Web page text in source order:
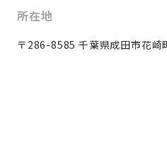
所在地
〒286-8585 千葉県成田市花崎